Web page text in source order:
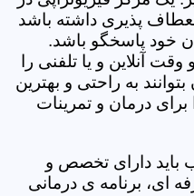
پذیری داشته باشد
خود پاسخگو باشد.
وقت آنلاین و یا تلفنی را
به راحتی و بهترین
درمان و تمرینات
باید دارای تخصص و
ای، برنامه ی درمانی